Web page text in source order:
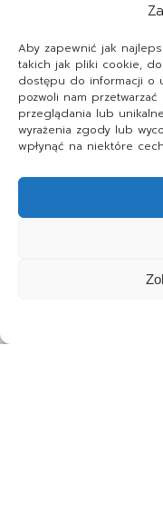
Aby zapewnić jak
takich jak pliki cookie,
dostępu do informacji o
pozwoli nam
przeglądania lub
wyrażenia zgody lub
wpłynąć na niektóre